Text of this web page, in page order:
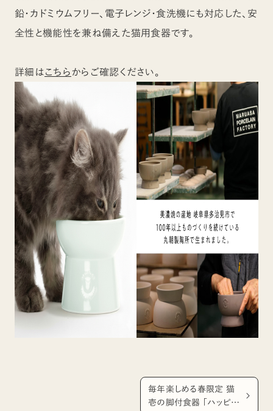
鉛・カドミウムフリー、電子レンジ・食洗機にも対応した、安
全性と機能性を兼ね備えた猫用食器です。
詳細は こちら からご確認ください。
毎年楽しめる春限定 猫
壱の脚付食器 「ハッピー